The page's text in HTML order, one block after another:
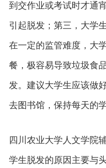
到交作业或考试时才通
引起脱发；第三，大学
在一定的监管难度，大
餐，极容易导致垃圾食
发。建议大学生应该做
去图书馆，保持每天的学
四川农业大学人文学院
学生脱发的原因主要与